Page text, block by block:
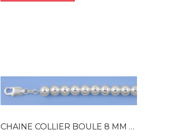
CHAINE COLLIER BOULE 8 MM ARGENT 925